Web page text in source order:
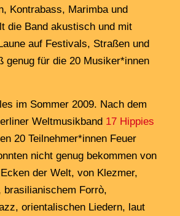
Kontrabass, Marimba und
die Band akustisch und mit
auf Festivals, Straßen und
genug für die 20 Musiker*innen
im Sommer 2009. Nach dem
Weltmusikband 17 Hippies
20 Teilnehmer*innen Feuer
nicht genug bekommen von
der Welt, von Klezmer,
brasilianischem Forrò,
orientalischen Liedern, laut